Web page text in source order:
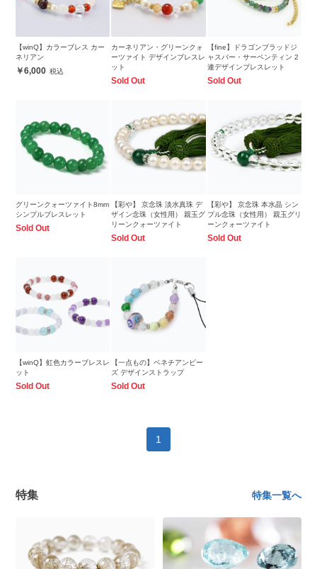
【winQ】カラーブレス カー
ネリアン
6,000
カーネリアン・グリーンクォ
ーツァイト デザインブレスレ
ット
Sold Out
【fine】ドラゴンブラッドジ
ャスパー・サーペンティン 2
連デザインブレスレット
Sold Out
グリーンクォーツァイト8mm
シンプルブレスレット
Sold Out
【彩や】 京念珠 淡水真珠 デ
ザイン念珠（女性用） 親玉グ
リーンクォーツァイト
Sold Out
【彩や】 京念珠 本水晶 シン
プル念珠（女性用） 親玉グリ
ーンクォーツァイト
Sold Out
【winQ】虹色カラーブレスレ
ット
Sold Out
【一点もの】ベネチアンビー
ズ デザインストラップ
Sold Out
1
特集 特集一覧へ